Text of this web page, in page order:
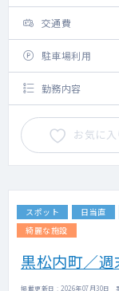
交通費
駐車場利用
勤務内容
お気に入
スポット 日当直
綺麗な施設
黒松内町／
掲載更新日 : 2026年07月30日